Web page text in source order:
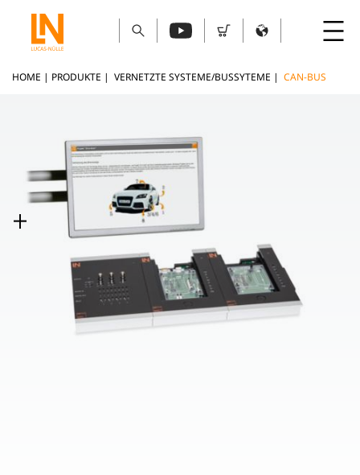
HOME | PRODUKTE | VERNETZTE SYSTEME/BUSSYTEME | CAN-BUS